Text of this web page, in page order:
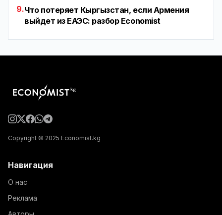
9.Что потеряет Кыргызстан, если Армения
выйдет из ЕАЭС: разбор Economist
Copyright © 2025 Economist.kg
Навигация
О нас
Реклама